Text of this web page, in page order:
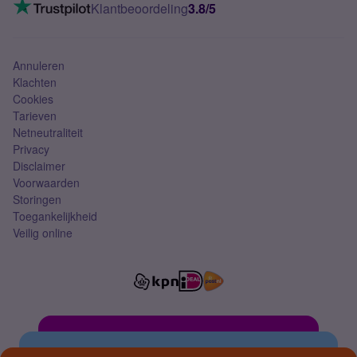
Mobiel abonnement
Klantbeoordeling3.8/5
Annuleren
Klachten
Cookies
Tarieven
Netneutraliteit
Privacy
Disclaimer
Voorwaarden
Storingen
Toegankelijkheid
Veilig online